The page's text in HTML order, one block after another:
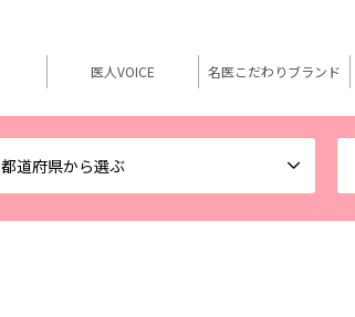
都道府県から選ぶ
医人VOICE 名医こだわりブランド